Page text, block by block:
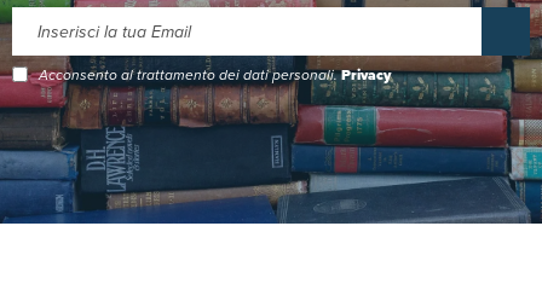
Acconsento al trattamento dei dati personali.Privacy